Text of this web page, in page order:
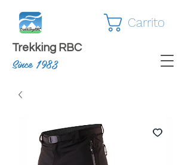
Carrito
Trekking RBC
Since 1983